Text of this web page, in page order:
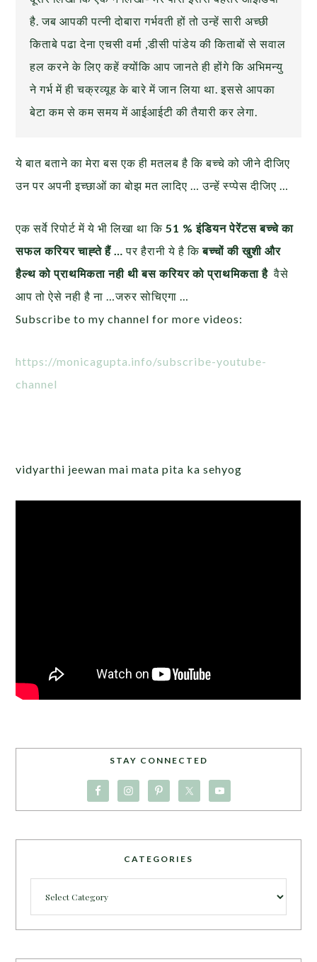
है. जब आपकी पत्नी दोबारा गर्भवती हों तो उन्हें सारी अच्छी
किताबे पढा देना एचसी वर्मा ,डीसी पांडेय की किताबों से सवाल
हल करने के लिए कहें क्योंकि आप जानते ही होंगे कि अभिमन्यु
ने गर्भ में ही चक्रव्यूह के बारे में जान लिया था. इससे आपका
बेटा कम से कम समय में आईआईटी की तैयारी कर लेगा.
ये बात बताने का मेरा बस एक ही मतलब है कि बच्चे को जीने दीजिए
उन पर अपनी इच्छाओं का बोझ मत लादिए … उन्हें स्प्पेस दीजिए …
एक सर्वे रिपोर्ट में ये भी लिखा था कि51 % इंडियन पेरेंटस बच्चे का
सफल करियर चाह्ते हैं … पर हैरानी ये है किबच्चों की खुशी और
हैल्थ को प्राथमिकता नही थी बस करियर को प्राथमिकता हैवैसे
आप तो ऐसे नही है ना …जरुर सोचिएगा …
Subscribe to my channel for more videos:
https://monicagupta.info/subscribe-youtube-
channel
vidyarthi jeewan mai mata pita ka sehyog
STAY CONNECTED
CATEGORIES